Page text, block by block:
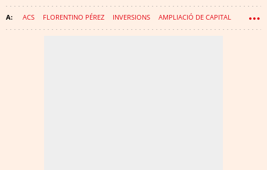
ACS FLORENTINO PÉREZ INVERSIONS AMPLIACIÓ DE CAPITAL